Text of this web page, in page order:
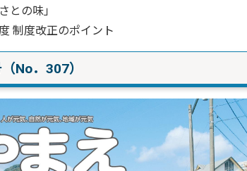
との味」
制度改正のポイント
No．307）